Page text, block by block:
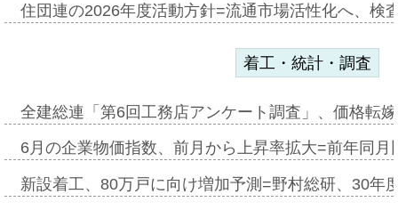
住団連の2026年度活動方針=流通市場活性化へ、検
着工・統計・調査
全建総連「第6回工務店アンケート調査」、価格転
6月の企業物価指数、前月から上昇率拡大=前年同
新設着工、80万戸に向け増加予測=野村総研、30年